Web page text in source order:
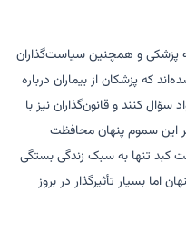
و همچنین سیاست‌گذاران
که پزشکان از بیماران درباره
کنند و قانون‌گذاران نیز با
این سموم پنهان محافظت
کبد تنها به سبک زندگی بستگی
اما بسیار تأثیرگذار در بروز